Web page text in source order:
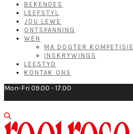
BEKENDES
LEEFSTYL
JOU LEWE
ONTSPANNING
WEN
MA DOGTER KOMPETISIE
INSKRYWINGS
LEESTYD
KONTAK ONS
Mon-Fri 09.00 - 17.00